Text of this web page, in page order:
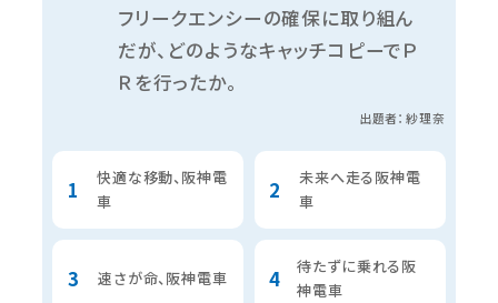
フリークエンシーの確保に取り組ん
だが、どのようなキャッチコピーでＰ
Ｒを行ったか。
出題者：紗理奈
快適な移動、阪神電
車
未来へ走る阪神電
車
速さが命、阪神電車
待たずに乗れる阪
神電車